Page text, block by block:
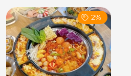
2%